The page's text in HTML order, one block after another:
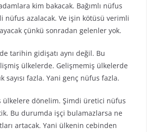
kim bakacak. Bağımlı nüfus
nüfus azalacak. Ve işin kötüsü verimli
çünkü sonradan gelenler yok.
tarihin gidişatı aynı değil. Bu
ülkelerde. Gelişmemiş ülkelerde
sayısı fazla. Yani genç nüfus fazla.
ülkelere dönelim. Şimdi üretici nüfus
Bu durumda işçi bulamazlarsa ne
artacak. Yani ülkenin cebinden